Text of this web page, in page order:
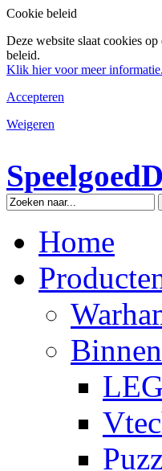
Cookie beleid
Deze website slaat cookies
beleid.
Klik hier voor meer informatie.
Accepteren
Weigeren
Home